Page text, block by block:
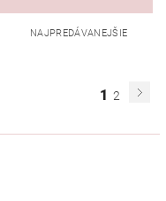
NAJPREDÁVANEJŠIE
1 2